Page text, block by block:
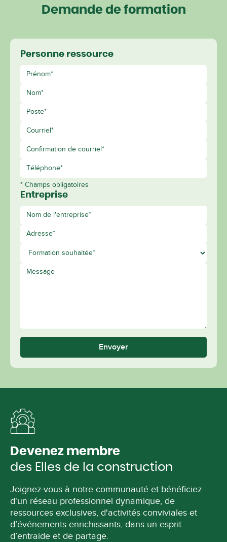
Demande de formation
Personne ressource
* Champs obligatoires
Entreprise
Envoyer
Devenez membre
des Elles de la construction
Joignez-vous à notre communauté et bénéficiez
d'un réseau professionnel dynamique, de
ressources exclusives, d'activités conviviales et
d’événements enrichissants, dans un esprit
d’entraide et de partage.